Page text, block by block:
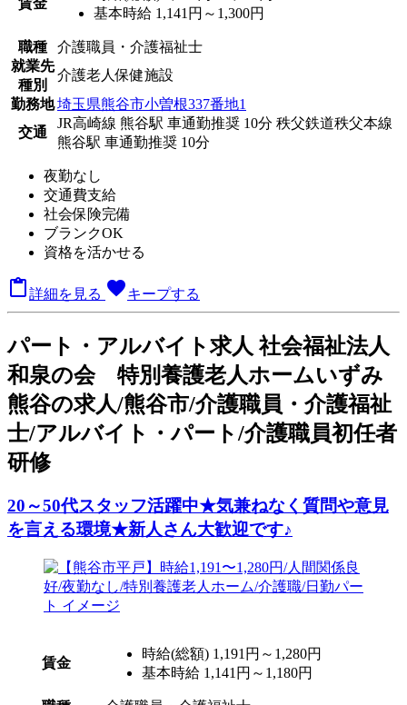
基本時給 1,141円～1,300円
職種
介護職員・介護福祉士
就業先
種別
介護老人保健施設
勤務地 埼玉県熊谷市小曽根337番地1
交通
JR高崎線 熊谷駅 車通勤推奨 10分 秩父鉄道秩父本線
熊谷駅 車通勤推奨 10分
夜勤なし
交通費支給
社会保険完備
ブランクOK
資格を活かせる
詳細を見る favoriteキープする
パート ・アルバイト求人 社会福祉法人
和泉の会 特別養護老人ホームいずみ
熊谷の求人/熊谷市/介護職員・介護福祉
士/アルバイト・パート/介護職員初任者
研修
20～50代スタッフ活躍中★気兼ねなく質問や意見
を言える環境★新人さん大歓迎です♪
賃金
時給(総額) 1,191円～1,280円
基本時給 1,141円～1,180円